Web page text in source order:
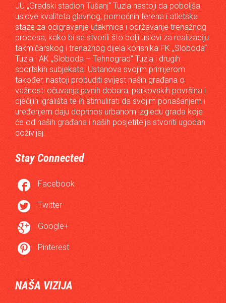
JU „Gradski stadion Tušanj“ Tuzla nastoji da poboljša
uslove kvaliteta glavnog, pomoćnih terena i atletske
staze za odigravanje utakmica i održavanje trenažnog
procesa, kako bi se stvorili što bolji uslovi za realizaciju
takmičarskog i trenažnog dijela korisnika FK „Sloboda“
Tuzla i AK „Sloboda – Tehnograd“ Tuzla i drugih
sportskih subjekata. Ustanova svojim primjerom
također, nastoji probuditi svijest naših građana o
važnosti očuvanja javnih dobara, parkovskih površina i
dječijih igrališta te ih stimulirati da svojim ponašanjem i
uređenjem daju doprinos urbanom izgledu grada koje
će od naših građana i naših posjetitelja stvoriti ugodan
doživljaj.
Stay Connected
 Facebook
 Twitter
 Google+
 Pinterest
NAŠA VIZIJA